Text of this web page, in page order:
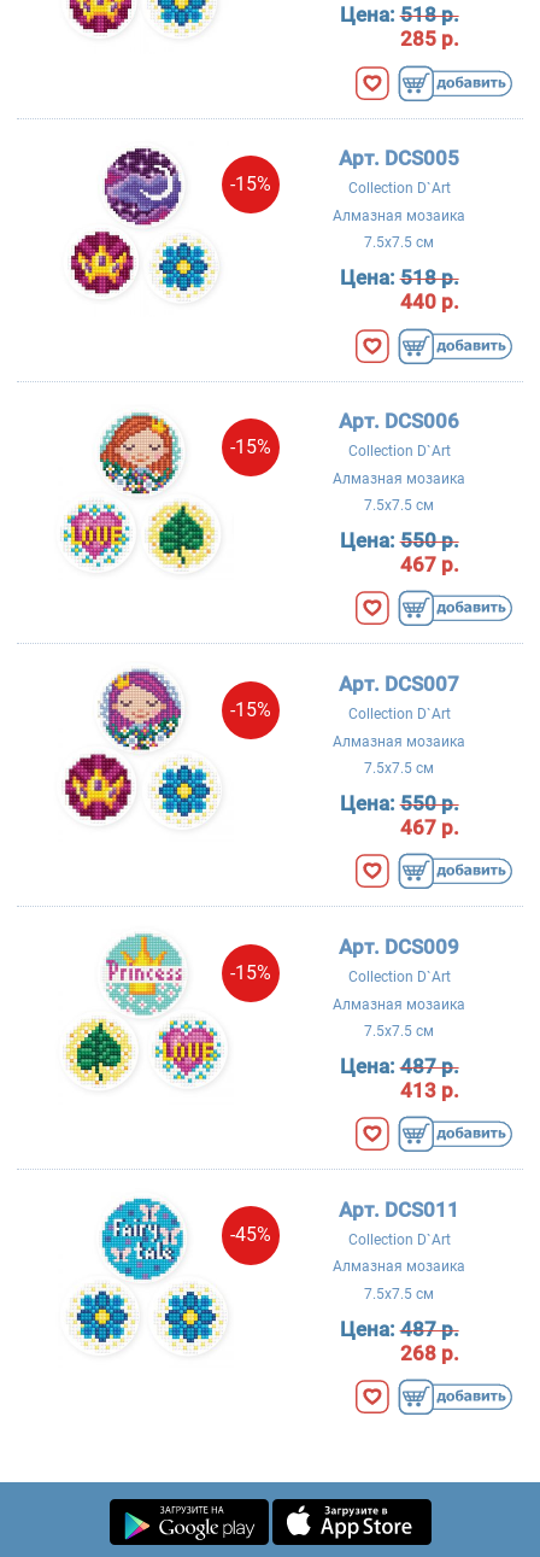
Цена:518 р.
285 р.
-15%
Арт. DCS005
Collection D`Art
Алмазная мозаика
7.5x7.5 см
Цена:518 р.
440 р.
-15%
Арт. DCS006
Collection D`Art
Алмазная мозаика
7.5x7.5 см
Цена:550 р.
467 р.
-15%
Арт. DCS007
Collection D`Art
Алмазная мозаика
7.5x7.5 см
Цена:550 р.
467 р.
-15%
Арт. DCS009
Collection D`Art
Алмазная мозаика
7.5x7.5 см
Цена:487 р.
413 р.
-45%
Арт. DCS011
Collection D`Art
Алмазная мозаика
7.5x7.5 см
Цена:487 р.
268 р.